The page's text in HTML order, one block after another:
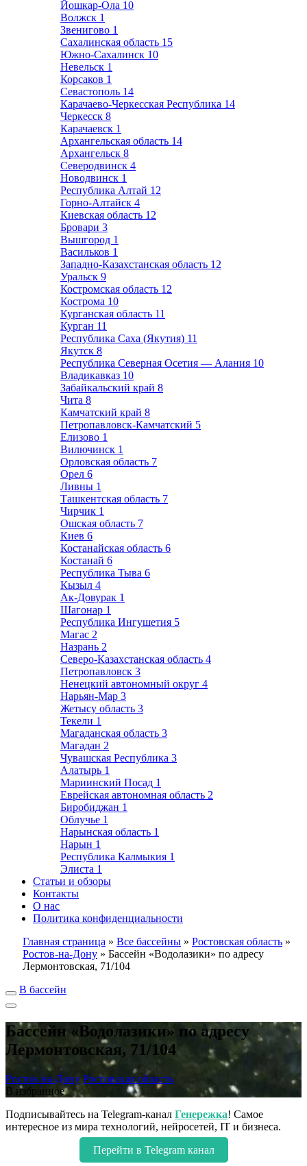
Йошкар-Ола 10
Волжск 1
Звенигово 1
Сахалинская область 15
Южно-Сахалинск 10
Невельск 1
Корсаков 1
Севастополь 14
Карачаево-Черкесская Республика 14
Черкесск 8
Карачаевск 1
Архангельская область 14
Архангельск 8
Северодвинск 4
Новодвинск 1
Республика Алтай 12
Горно-Алтайск 4
Киевская область 12
Бровари 3
Вышгород 1
Васильков 1
Западно-Казахстанская область 12
Уральск 9
Костромская область 12
Кострома 10
Курганская область 11
Курган 11
Республика Саха (Якутия) 11
Якутск 8
Республика Северная Осетия — Алания 10
Владикавказ 10
Забайкальский край 8
Чита 8
Камчатский край 8
Петропавловск-Камчатский 5
Елизово 1
Вилючинск 1
Орловская область 7
Орел 6
Ливны 1
Ташкентская область 7
Чирчик 1
Ошская область 7
Киев 6
Костанайская область 6
Костанай 6
Республика Тыва 6
Кызыл 4
Ак-Довурак 1
Шагонар 1
Республика Ингушетия 5
Магас 2
Назрань 2
Северо-Казахстанская область 4
Петропавловск 3
Ненецкий автономный округ 4
Нарьян-Мар 3
Жетысу область 3
Текели 1
Магаданская область 3
Магадан 2
Чувашская Республика 3
Алатырь 1
Мариинский Посад 1
Еврейская автономная область 2
Биробиджан 1
Облучье 1
Нарынская область 1
Нарын 1
Республика Калмыкия 1
Элиста 1
Статьи и обзоры
Контакты
О нас
Политика конфиденциальности
Главная страница » Все бассейны » Ростовская область »
Ростов-на-Дону » Бассейн «Водолазики» по адресу
Лермонтовская, 71/104
В бассейн
Бассейн «Водолазики» по адресу
Лермонтовская, 71/104
Ростов-на-Дону Ростовская область
В избранное
Подписывайтесь на Telegram-канал Генережка! Самое
интересное из мира технологий, нейросетей, IT и бизнеса.
Перейти в Telegram канал